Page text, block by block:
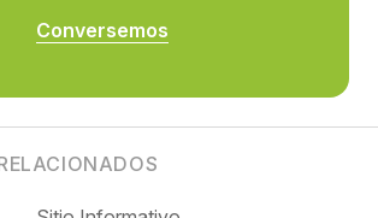
Conversemos